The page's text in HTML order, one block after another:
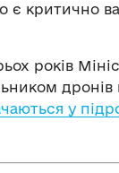
є критично
років
дронів
у